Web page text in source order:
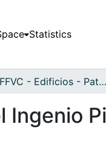
Statistics
APFFVC - Edificios - Patrimonial
Ingenio